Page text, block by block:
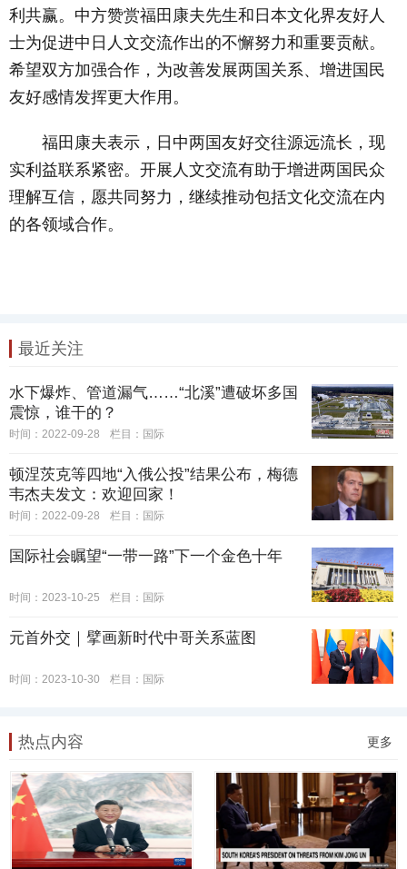
利共赢。中方赞赏福田康夫先生和日本文化界友好人
士为促进中日人文交流作出的不懈努力和重要贡献。
希望双方加强合作，为改善发展两国关系、增进国民
友好感情发挥更大作用。
福田康夫表示，日中两国友好交往源远流长，现
实利益联系紧密。开展人文交流有助于增进两国民众
理解互信，愿共同努力，继续推动包括文化交流在内
的各领域合作。
最近关注
水下爆炸、管道漏气……“北溪”遭破坏多国
震惊，谁干的？
时间：2022-09-28 栏目： 国际
顿涅茨克等四地“入俄公投”结果公布，梅德
韦杰夫发文：欢迎回家！
时间：2022-09-28 栏目： 国际
国际社会瞩望“一带一路”下一个金色十年
时间：2023-10-25 栏目： 国际
元首外交｜擘画新时代中哥关系蓝图
时间：2023-10-30 栏目： 国际
热点内容 更多